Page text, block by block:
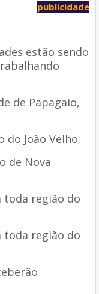
publicidade
estão sendo
de Papagaio,
do João Velho;
de Nova
toda região do
toda região do